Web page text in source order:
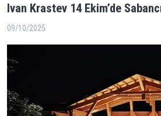
Ivan Krastev 14 Ekim’de
09/10/2025